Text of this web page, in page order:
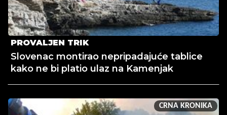
PROVALJEN TRIK
Slovenac montirao nepripadajuće tablice
kako ne bi platio ulaz na Kamenjak
CRNA KRONIKA